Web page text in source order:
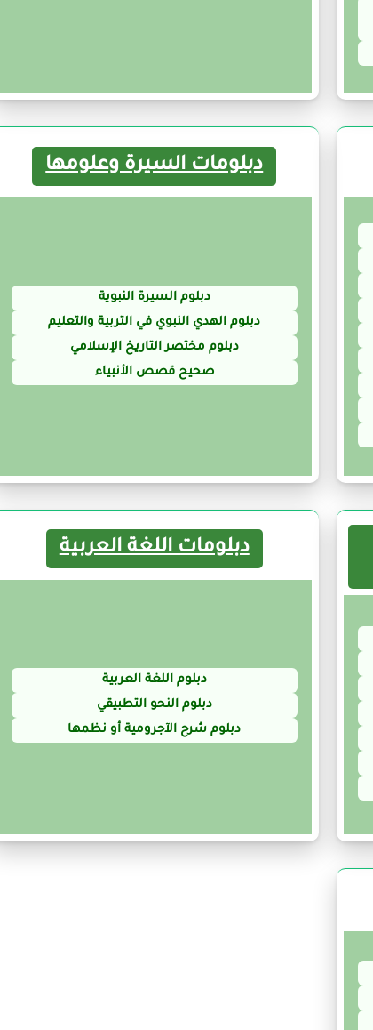
دبلومات السيرة وعلومها
دبلوم السيرة النبوية
دبلوم الهدي النبوي في التربية والتعليم
دبلوم مختصر التاريخ الإسلامي
صحيح قصص الأنبياء
دبلومات اللغة العربية
دبلوم اللغة العربية
دبلوم النحو التطبيقي
دبلوم شرح الآجرومية أو نظمها